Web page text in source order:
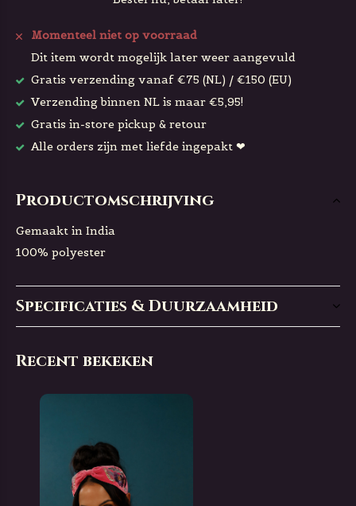
Momenteel niet op voorraad
Dit item wordt mogelijk later weer aangevuld
Gratis verzending vanaf €75 (NL) / €150 (EU)
Verzending binnen NL is maar €5,95!
Gratis in-store pickup & retour
Alle orders zijn met liefde ingepakt ❤
Productomschrijving
Gemaakt in India
100% polyester
Specificaties & Duurzaamheid
Recent bekeken